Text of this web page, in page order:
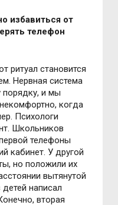
избавиться от
телефон
ритуал становится
Нервная система
порядку, и мы
когда
Психологи
Школьников
телефоны
кабинет. У другой
но положили их
вытянутой
написал
вторая